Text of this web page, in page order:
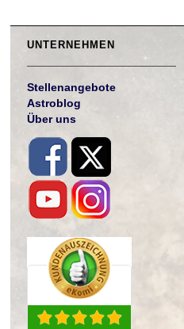
UNTERNEHMEN
Stellenangebote
Astroblog
Über uns